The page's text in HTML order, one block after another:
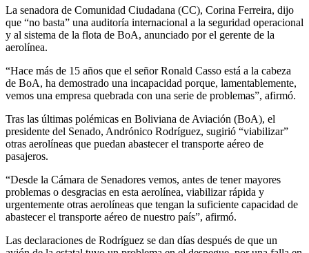
La senadora de Comunidad Ciudadana (CC), Corina Ferreira, dijo
que “no basta” una auditoría internacional a la seguridad operacional
y al sistema de la flota de BoA, anunciado por el gerente de la
aerolínea.
“Hace más de 15 años que el señor Ronald Casso está a la cabeza
de BoA, ha demostrado una incapacidad porque, lamentablemente,
vemos una empresa quebrada con una serie de problemas”, afirmó.
Tras las últimas polémicas en Boliviana de Aviación (BoA), el
presidente del Senado, Andrónico Rodríguez, sugirió “viabilizar”
otras aerolíneas que puedan abastecer el transporte aéreo de
pasajeros.
“Desde la Cámara de Senadores vemos, antes de tener mayores
problemas o desgracias en esta aerolínea, viabilizar rápida y
urgentemente otras aerolíneas que tengan la suficiente capacidad de
abastecer el transporte aéreo de nuestro país”, afirmó.
Las declaraciones de Rodríguez se dan días después de que un